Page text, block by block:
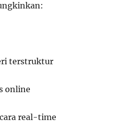
terstruktur
online
real-time